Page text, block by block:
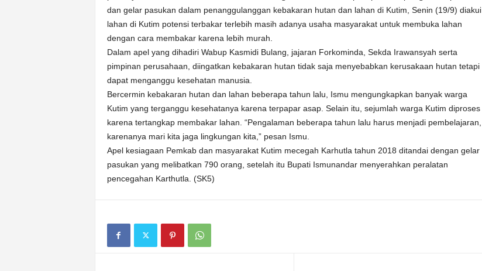
dan gelar pasukan dalam penanggulanggan kebakaran hutan dan lahan di Kutim, Senin (19/9) diakui
lahan di Kutim potensi terbakar terlebih masih adanya usaha masyarakat untuk membuka lahan
dengan cara membakar karena lebih murah.
Dalam apel yang dihadiri Wabup Kasmidi Bulang, jajaran Forkominda, Sekda Irawansyah serta
pimpinan perusahaan, diingatkan kebakaran hutan tidak saja menyebabkan kerusakaan hutan tetapi
dapat menganggu kesehatan manusia.
Bercermin kebakaran hutan dan lahan beberapa tahun lalu, Ismu mengungkapkan banyak warga
Kutim yang terganggu kesehatanya karena terpapar asap. Selain itu, sejumlah warga Kutim diproses
karena tertangkap membakar lahan. “Pengalaman beberapa tahun lalu harus menjadi pembelajaran,
karenanya mari kita jaga lingkungan kita,” pesan Ismu.
Apel kesiagaan Pemkab dan masyarakat Kutim mecegah Karhutla tahun 2018 ditandai dengan gelar
pasukan yang melibatkan 790 orang, setelah itu Bupati Ismunandar menyerahkan peralatan
pencegahan Karthutla. (SK5)